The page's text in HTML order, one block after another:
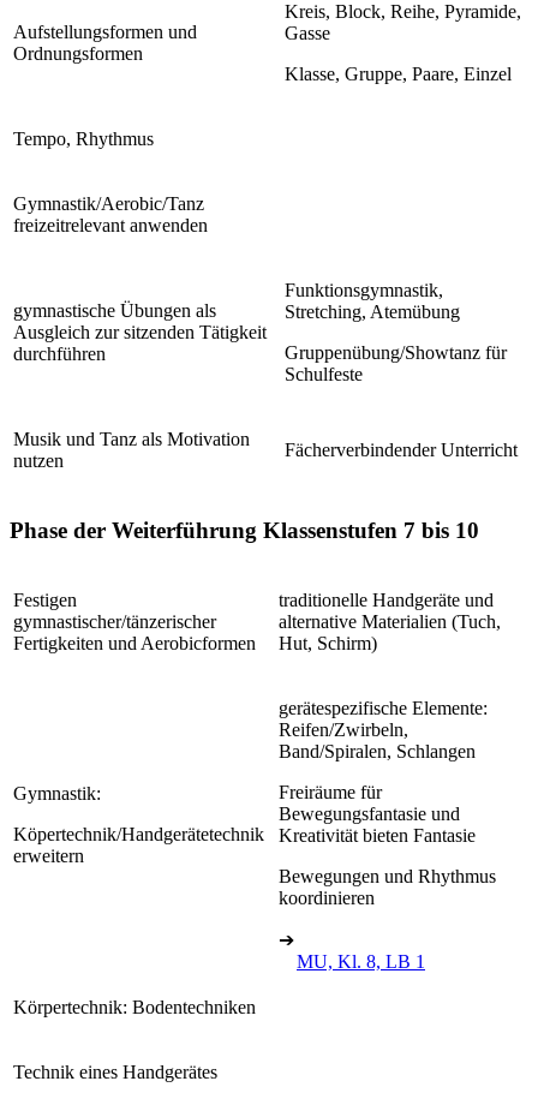
Aufstellungsformen und
Ordnungsformen
Kreis, Block, Reihe, Pyramide,
Gasse
Klasse, Gruppe, Paare, Einzel
Tempo, Rhythmus
Gymnastik/Aerobic/Tanz
freizeitrelevant anwenden
gymnastische Übungen als
Ausgleich zur sitzenden Tätigkeit
durchführen
Funktionsgymnastik,
Stretching, Atemübung
Gruppenübung/Showtanz für
Schulfeste
Musik und Tanz als Motivation
nutzen
Fächerverbindender Unterricht
Phase der Weiterführung Klassenstufen 7 bis 10
Festigen
gymnastischer/tänzerischer
Fertigkeiten und Aerobicformen
traditionelle Handgeräte und
alternative Materialien (Tuch,
Hut, Schirm)
Gymnastik:
Köpertechnik/Handgerätetechnik
erweitern
gerätespezifische Elemente:
Reifen/Zwirbeln,
Band/Spiralen, Schlangen
Freiräume für
Bewegungsfantasie und
Kreativität bieten Fantasie
Bewegungen und Rhythmus
koordinieren
➔
MU, Kl. 8, LB 1
Körpertechnik: Bodentechniken
Technik eines Handgerätes